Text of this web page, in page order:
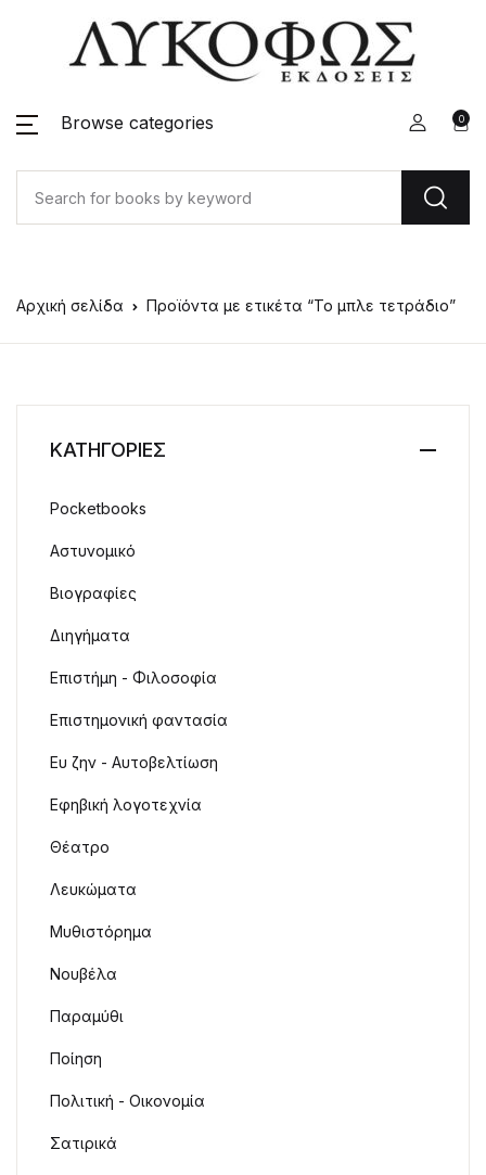
Browse categories 0
Αρχική σελίδα Προϊόντα με ετικέτα “Το μπλε τετράδιο”
ΚΑΤΗΓΟΡΙΕΣ
Pocketbooks
Αστυνομικό
Βιογραφίες
Διηγήματα
Επιστήμη - Φιλοσοφία
Επιστημονική φαντασία
Ευ ζην - Αυτοβελτίωση
Εφηβική λογοτεχνία
Θέατρο
Λευκώματα
Μυθιστόρημα
Νουβέλα
Παραμύθι
Ποίηση
Πολιτική - Οικονομία
Σατιρικά